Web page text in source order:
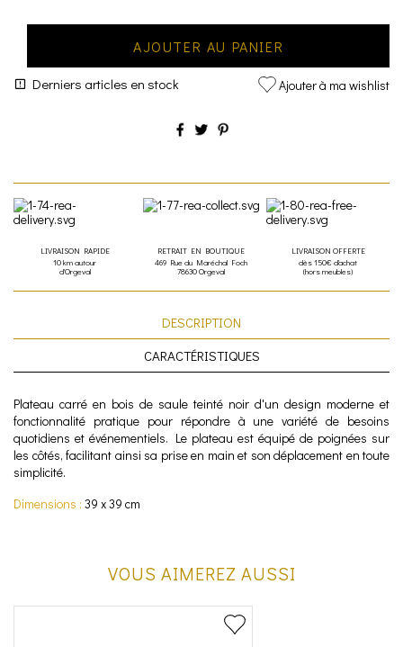
AJOUTER AU PANIER
Derniers articles en stock Ajouter à ma wishlist
LIVRAISON RAPIDE
10 km autour
d'Orgeval
RETRAIT EN BOUTIQUE
469 Rue du Maréchal Foch
78630 Orgeval
LIVRAISON OFFERTE
dès 150€ d'achat
(hors meubles)
DESCRIPTION
CARACTÉRISTIQUES
Plateau carré en bois de saule teinté noir d'un design moderne et
fonctionnalité pratique pour répondre à une variété de besoins
quotidiens et événementiels. Le plateau est équipé de poignées sur
les côtés, facilitant ainsi sa prise en main et son déplacement en toute
simplicité.
Dimensions : 39 x 39 cm
VOUS AIMEREZ AUSSI